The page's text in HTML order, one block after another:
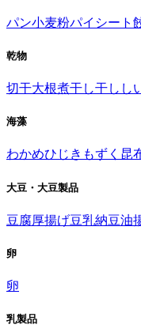
パン小麦粉パイシート
乾物
切干大根煮干し干しし
海藻
わかめひじき もずく 昆
大豆・大豆製品
豆腐厚揚げ豆乳納豆油
卵
卵
乳製品